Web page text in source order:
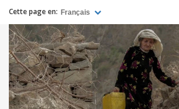
Cette page en: Français